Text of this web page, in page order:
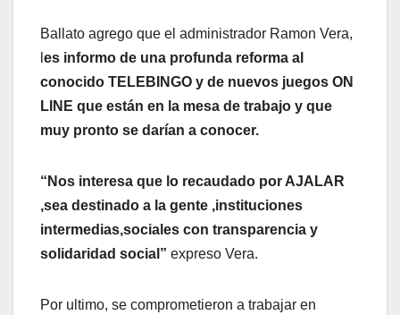
Ballato agrego que el administrador Ramon Vera,
es informo de una profunda reforma al
conocido TELEBINGO y de nuevos juegos ON
LINE que están en la mesa de trabajo y que
muy pronto se darían a conocer.
“Nos interesa que lo recaudado por AJALAR
,sea destinado a la gente ,instituciones
intermedias,sociales con transparencia y
solidaridad social” expreso Vera.
Por ultimo, se comprometieron a trabajar en